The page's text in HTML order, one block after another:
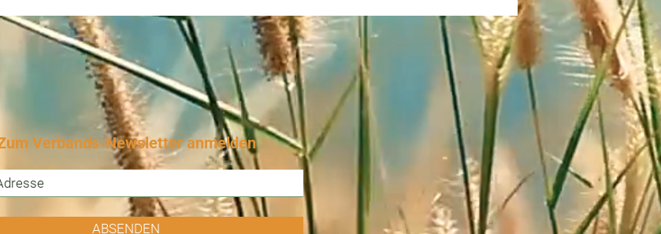
Verbands-Newsletter anmelden
ABSENDEN